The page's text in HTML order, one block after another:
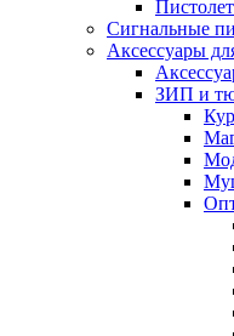
Сигнальные
Аксессуары
ЗИП и